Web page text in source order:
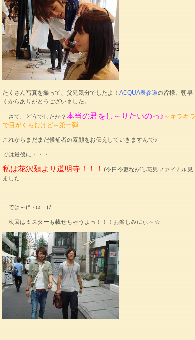
たくさん写真を撮って、父兄気分でしたよ！ ACQUA表参道の皆様、朝早
くからありがとうございました。
さて、どうでしたか？ 本当の君をし～りたいのっ♪ ～キラキラ
で目がくらむけど～第一弾
これからまだまだ候補者の素顔をお伝えしていきますんで♪
では最後に・・・
私は花沢類より道明寺！！！ (今日今更ながら花男ファイナル見
ました
では～(*・ω・)ﾉ
次回はミスターも載せちゃうよっ！！！お楽しみにぃ～☆